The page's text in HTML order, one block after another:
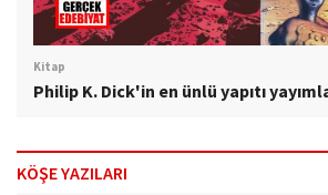
Kitap
Philip K. Dick'in en ünlü yapıtı
KÖŞE YAZILARI